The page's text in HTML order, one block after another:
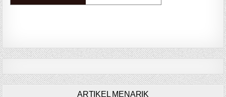
ARTIKEL MENARIK